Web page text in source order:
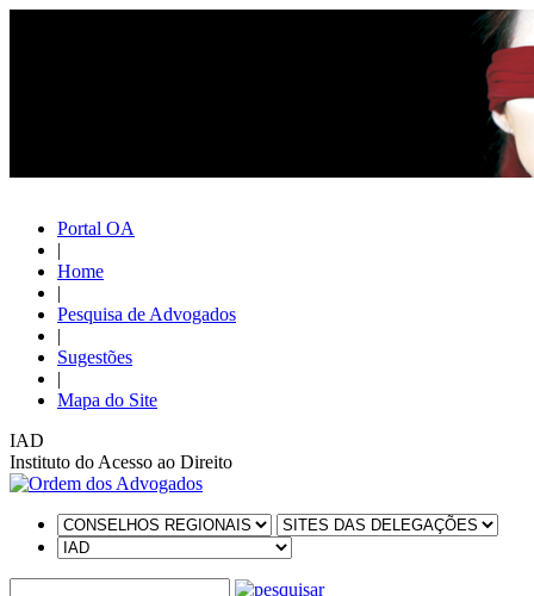
Portal OA
|
Home
|
Pesquisa de Advogados
|
Sugestões
|
Mapa do Site
IAD
Instituto do Acesso ao Direito